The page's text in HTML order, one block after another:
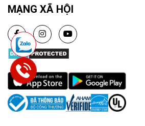
MẠNG XÃ HỘI